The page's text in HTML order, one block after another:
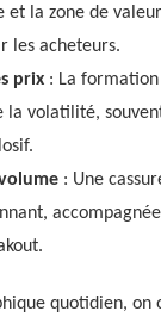
et la zone de
les acheteurs.
prix : La
la volatilité,
: Une
quotidien, on